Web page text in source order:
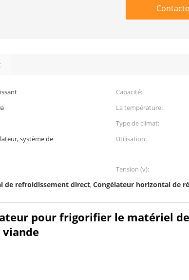
Capacité:
La température:
Type de climat:
système de
Utilisation:
Tension (v):
de refroidissement direct,Congélateur horizontal de
pour frigorifier le matériel